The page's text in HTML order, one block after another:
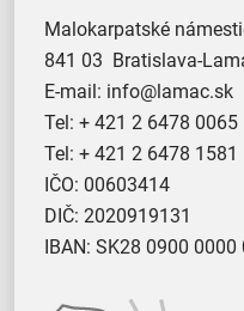
Malokarpatské
841 03 Bratislava-
E-mail: info@lamac.sk
Tel: + 421 2 6478 0065
Tel: + 421 2 6478 1581
IČO: 00603414
DIČ: 2020919131
IBAN: SK28 0900